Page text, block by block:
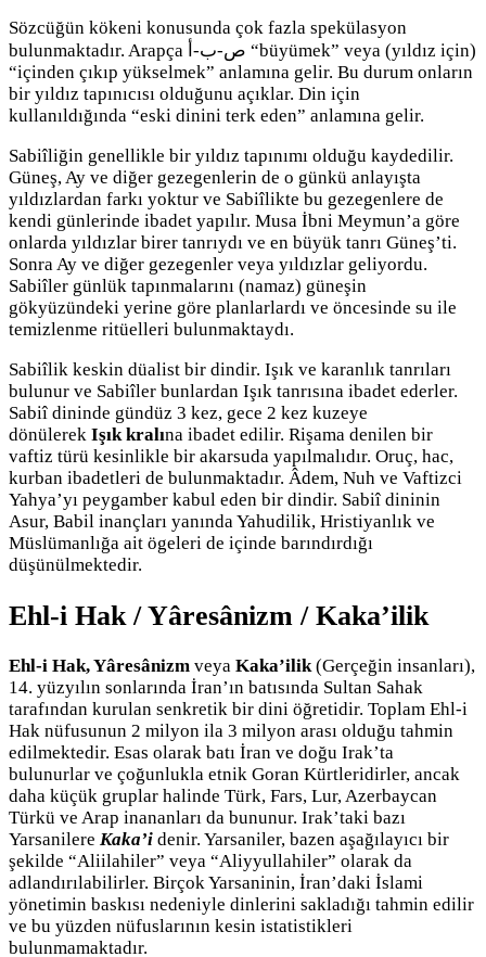
Sözcüğün kökeni konusunda çok fazla spekülasyon
bulunmaktadır. Arapça ص-ب-أ “büyümek” veya (yıldız için)
“içinden çıkıp yükselmek” anlamına gelir. Bu durum onların
bir yıldız tapınıcısı olduğunu açıklar. Din için
kullanıldığında “eski dinini terk eden” anlamına gelir.
Sabiîliğin genellikle bir yıldız tapınımı olduğu kaydedilir.
Güneş, Ay ve diğer gezegenlerin de o günkü anlayışta
yıldızlardan farkı yoktur ve Sabiîlikte bu gezegenlere de
kendi günlerinde ibadet yapılır. Musa İbni Meymun’a göre
onlarda yıldızlar birer tanrıydı ve en büyük tanrı Güneş’ti.
Sonra Ay ve diğer gezegenler veya yıldızlar geliyordu.
Sabiîler günlük tapınmalarını (namaz) güneşin
gökyüzündeki yerine göre planlarlardı ve öncesinde su ile
temizlenme ritüelleri bulunmaktaydı.
Sabiîlik keskin düalist bir dindir. Işık ve karanlık tanrıları
bulunur ve Sabiîler bunlardan Işık tanrısına ibadet ederler.
Sabiî dininde gündüz 3 kez, gece 2 kez kuzeye
dönülerek Işık kralına ibadet edilir. Rişama denilen bir
vaftiz türü kesinlikle bir akarsuda yapılmalıdır. Oruç, hac,
kurban ibadetleri de bulunmaktadır. Âdem, Nuh ve Vaftizci
Yahya’yı peygamber kabul eden bir dindir. Sabiî dininin
Asur, Babil inançları yanında Yahudilik, Hristiyanlık ve
Müslümanlığa ait ögeleri de içinde barındırdığı
düşünülmektedir.
Ehl-i Hak / Yâresânizm / Kaka’ilik
Ehl-i Hak, Yâresânizm veya Kaka’ilik (Gerçeğin insanları),
14. yüzyılın sonlarında İran’ın batısında Sultan Sahak
tarafından kurulan senkretik bir dini öğretidir. Toplam Ehl-i
Hak nüfusunun 2 milyon ila 3 milyon arası olduğu tahmin
edilmektedir. Esas olarak batı İran ve doğu Irak’ta
bulunurlar ve çoğunlukla etnik Goran Kürtleridirler, ancak
daha küçük gruplar halinde Türk, Fars, Lur, Azerbaycan
Türkü ve Arap inananları da bununur. Irak’taki bazı
Yarsanilere Kaka’i denir. Yarsaniler, bazen aşağılayıcı bir
şekilde “Aliilahiler” veya “Aliyyullahiler” olarak da
adlandırılabilirler. Birçok Yarsaninin, İran’daki İslami
yönetimin baskısı nedeniyle dinlerini sakladığı tahmin edilir
ve bu yüzden nüfuslarının kesin istatistikleri
bulunmamaktadır.